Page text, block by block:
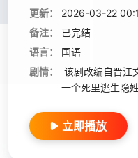
更新：
2026-03-22
备注：
已完结
语言：
国语
剧情：
该剧改编自晋江
一个死里逃生隐
立即播放